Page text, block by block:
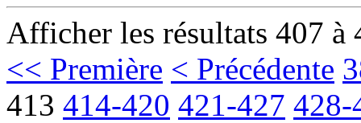
Afficher les résultats 407 à
<< Première < Précédente
413 414-420 421-427 428-